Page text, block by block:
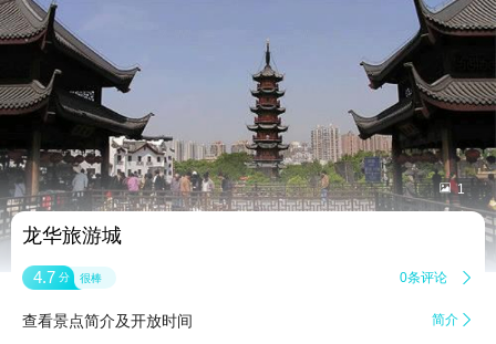
 1
龙华旅游城
4.7 分 很棒 0条评论 
查看景点简介及开放时间 简介 
